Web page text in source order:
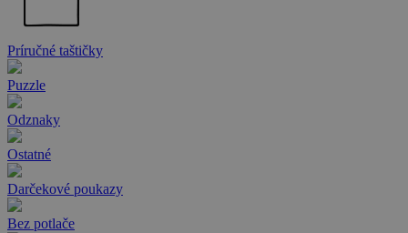
Príručné taštičky
Puzzle
Odznaky
Ostatné
Darčekové poukazy
Bez potlače